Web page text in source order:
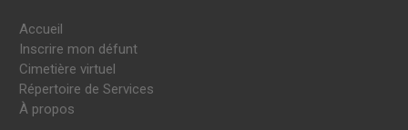
Accueil
Inscrire mon défunt
Cimetière virtuel
Répertoire de Services
À propos